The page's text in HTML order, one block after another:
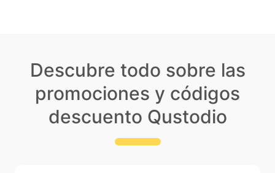
Descubre todo sobre las
promociones y códigos
descuento Qustodio